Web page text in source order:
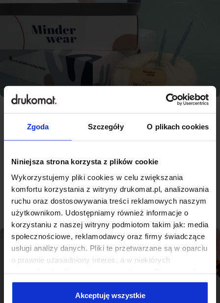
Zgoda Szczegóły O plikach cookies
Niniejsza strona korzysta z plików cookie
Wykorzystujemy pliki cookies w celu zwiększania
komfortu korzystania z witryny drukomat.pl, analizowania
ruchu oraz dostosowywania treści reklamowych naszym
użytkownikom. Udostępniamy również informacje o
korzystaniu z naszej witryny podmiotom takim jak: media
społecznościowe, reklamodawcy oraz firmy świadczące
usługi analizy danych. Pliki te przetwarzane są w oparciu
o prawnie uzasadniony interes, a w niektórych
Niektóre z plików cookies dostarczane i przetwarzane są
przez naszych zewnętrznych partnerów, z których listą
Akceptuję wszystkie
Najlepsza jakość, konkurencyjne
miarę Czarnkowie
Sprawdź produkty